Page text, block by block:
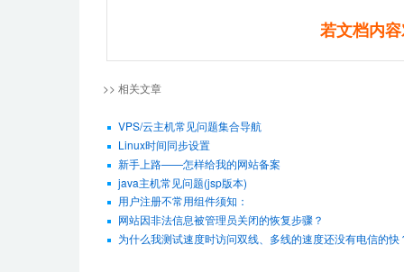
若文档内
>> 相关文章
VPS/云主机常见问题集合导航
Linux时间同步设置
新手上路——怎样给我的网站备案
java主机常见问题(jsp版本)
用户注册不常用组件须知：
网站因非法信息被管理员关闭的恢复步骤？
为什么我测试速度时访问双线、多线的速度还没有电信的快